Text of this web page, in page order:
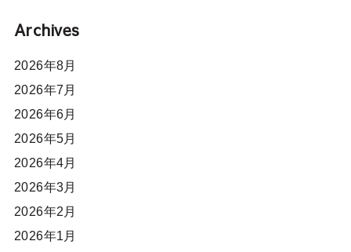
Archives
2026年8月
2026年7月
2026年6月
2026年5月
2026年4月
2026年3月
2026年2月
2026年1月